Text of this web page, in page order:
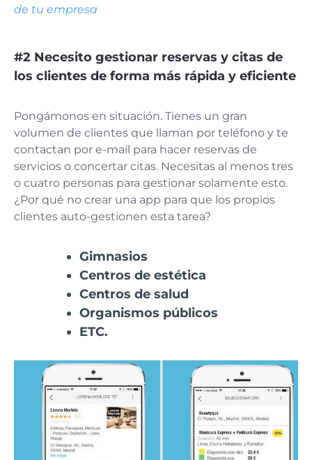
de tu empresa
#2 Necesito gestionar reservas y citas de
los clientes de forma más rápida y eficiente
Pongámonos en situación. Tienes un gran
volumen de clientes que llaman por teléfono y te
contactan por e-mail para hacer reservas de
servicios o concertar citas. Necesitas al menos tres
o cuatro personas para gestionar solamente esto.
¿Por qué no crear una app para que los propios
clientes auto-gestionen esta tarea?
Gimnasios
Centros de estética
Centros de salud
Organismos públicos
ETC.